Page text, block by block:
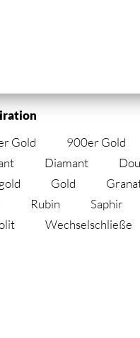
Gold
900er Gold
Diamant
Gold
Rubin Saphir
Wechselschließe